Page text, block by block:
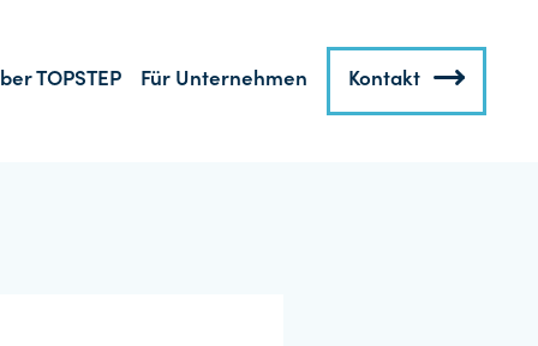
TOPSTEP Für Unternehmen Kontakt